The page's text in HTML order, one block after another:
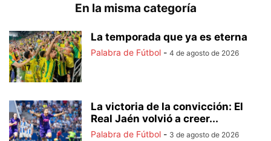
En la misma categoría
La temporada que ya es eterna
Palabra de Fútbol - 4 de agosto de 2026
La victoria de la convicción: El
Real Jaén volvió a creer...
Palabra de Fútbol - 3 de agosto de 2026